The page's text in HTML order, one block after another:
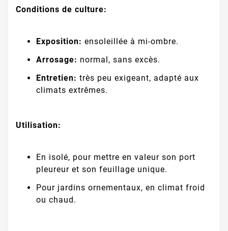
Conditions de culture:
Exposition: ensoleillée à mi-ombre.
Arrosage: normal, sans excès.
Entretien: très peu exigeant, adapté aux
climats extrêmes.
Utilisation:
En isolé, pour mettre en valeur son port
pleureur et son feuillage unique.
Pour jardins ornementaux, en climat froid
ou chaud.